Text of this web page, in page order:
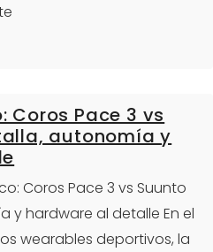
Coros Pace 3 vs
autonomía y
Coros Pace 3 vs Suunto
y hardware al detalle En el
wearables deportivos, la